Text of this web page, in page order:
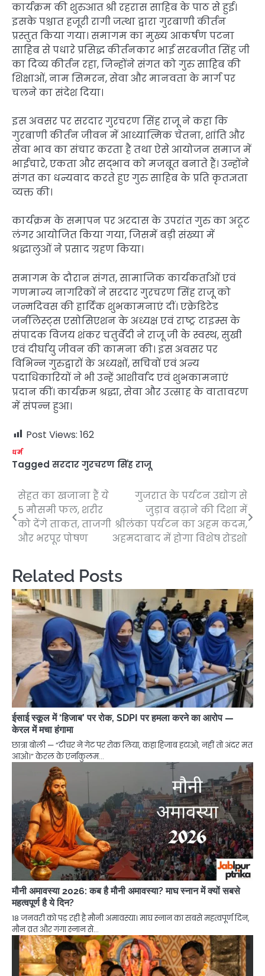
कार्यक्रम की शुरुआत श्री रहरास साहिब के पाठ से हुई।
इसके पश्चात हजूरी रागी जत्था द्वारा गुरबाणी कीर्तन
प्रस्तुत किया गया। समागम का मुख्य आकर्षण पटना
साहिब से पधारे प्रसिद्ध कीर्तनकार भाई सरबजीत सिंह जी
का दिव्य कीर्तन रहा, जिन्होंने संगत को गुरु साहिब की
शिक्षाओं, नाम सिमरन, सेवा और मानवता के मार्ग पर
चलने का संदेश दिया।
इस अवसर पर सरदार गुरचरण सिंह राजू ने कहा कि
गुरबाणी कीर्तन जीवन में आध्यात्मिक चेतना, शांति और
सेवा भाव का संचार करता है तथा ऐसे आयोजन समाज में
भाईचारे, एकता और सद्भाव को मजबूत बनाते हैं। उन्होंने
संगत का धन्यवाद करते हुए गुरु साहिब के प्रति कृतज्ञता
व्यक्त की।
कार्यक्रम के समापन पर अरदास के उपरांत गुरु का अटूट
लंगर आयोजित किया गया, जिसमें बड़ी संख्या में
श्रद्धालुओं ने प्रसाद ग्रहण किया।
समागम के दौरान संगत, सामाजिक कार्यकर्ताओं एवं
गणमान्य नागरिकों ने सरदार गुरचरण सिंह राजू को
जन्मदिवस की हार्दिक शुभकामनाएं दीं। एक्रेडिटेड
जर्नलिस्ट्स एसोसिएशन के अध्यक्ष एवं राष्ट्र टाइम्स के
संपादक विजय शंकर चतुर्वेदी ने राजू जी के स्वस्थ, सुखी
एवं दीर्घायु जीवन की कामना की। इस अवसर पर
विभिन्न गुरुद्वारों के अध्यक्षों, सचिवों एवं अन्य
पदाधिकारियों ने भी उन्हें आशीर्वाद एवं शुभकामनाएं
प्रदान कीं। कार्यक्रम श्रद्धा, सेवा और उत्साह के वातावरण
में संपन्न हुआ।
Post Views: 162
धर्म
Tagged सरदार गुरचरण सिंह राजू
Post
navigation
सेहत का खजाना हैं ये
5 मौसमी फल, शरीर
को देंगे ताकत, ताजगी
और भरपूर पोषण
गुजरात के पर्यटन उद्योग से
जुड़ाव बढ़ाने की दिशा में
श्रीलंका पर्यटन का अहम कदम,
अहमदाबाद में होगा विशेष रोडशो
Related Posts
ईसाई स्कूल में ‘हिजाब’ पर रोक, SDPI पर हमला करने का आरोप —
केरल में मचा हंगामा
छात्रा बोली — “टीचर ने गेट पर रोक लिया, कहा हिजाब हटाओ, नहीं तो अंदर मत
आओ।” केरल के एर्नाकुलम…
मौनी अमावस्या 2026: कब है मौनी अमावस्या? माघ स्नान में क्यों सबसे
महत्वपूर्ण है ये दिन?
18 जनवरी को पड़ रही है मौनी अमावस्या। माघ स्नान का सबसे महत्वपूर्ण दिन,
मौन व्रत और गंगा स्नान से…